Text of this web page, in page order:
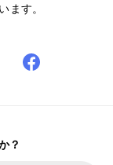
ます。
？